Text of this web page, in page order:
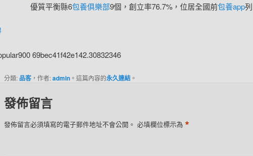
優質平衡縣6包養俱樂部9個，創立率76.7%，位居全國前包養app列
69bec41f42e142.30832346
分類: 品客，作者:admin。這篇內容的永久連結。
發佈留言
發佈留言必須填寫的電子郵件地址不會公開。 必填欄位標示為 *